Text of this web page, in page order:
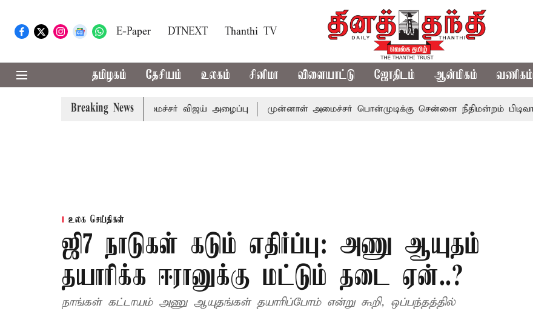
E-Paper DTNEXT Thanthi TV
தமிழகம் தேசியம் உலகம் சினிமா விளையாட்டு ஜோதிடம் ஆன்மிகம் வணிகம்
Breaking News
கூட்டத்துக்கு முதல்-அமைச்சர் விஜய் அழைப்பு முன்னாள் அமைச்சர் பொன்முடிக்கு சென்னை நீதிமன்றம் பிடிவாராண்ட்
உலக செய்திகள்
ஜி7 நாடுகள் கடும் எதிர்ப்பு: அணு ஆயுதம்
தயாரிக்க ஈரானுக்கு மட்டும் தடை ஏன்..?
நாங்கள் கட்டாயம் அணு ஆயுதங்கள் தயாரிப்போம் என்று கூறி, ஒப்பந்தத்தில்